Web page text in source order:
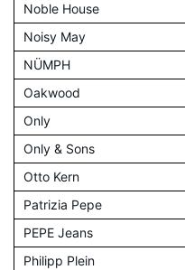
Noble House
Noisy May
NÜMPH
Oakwood
Only
Only & Sons
Otto Kern
Patrizia Pepe
PEPE Jeans
Philipp Plein